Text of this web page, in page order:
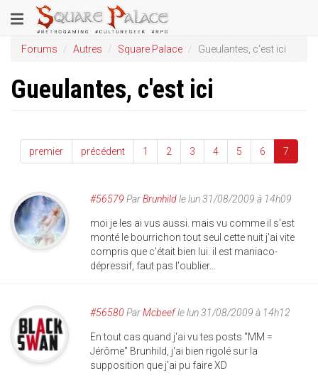
au
contenu
principal
Toggle
navigation
Forums Autres Square Palace Gueulantes, c'est ici
Gueulantes, c'est ici
premier précédent 1 2 3 4 5 6 7
#56579 ParBrunhildle lun 31/08/2009 à 14h09
moi je les ai vus aussi. mais vu comme il s'est
monté le bourrichon tout seul cette nuit j'ai vite
compris que c'était bien lui. il est maniaco-
dépressif, faut pas l'oublier...
#56580 ParMcbeefle lun 31/08/2009 à 14h12
En tout cas quand j'ai vu tes posts "MM =
Jérôme" Brunhild, j'ai bien rigolé sur la
supposition que j'ai pu faire XD